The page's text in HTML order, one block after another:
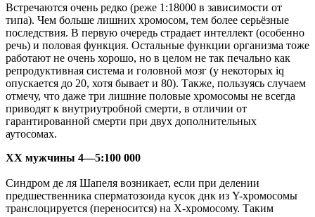
Встречаются очень редко (реже 1:18000 в зависимости от
типа). Чем больше лишних хромосом, тем более серьёзные
последствия. В первую очередь страдает интеллект (особенно
речь) и половая функция. Остальные функции организма тоже
работают не очень хорошо, но в целом не так печально как
репродуктивная система и головной мозг (у некоторых iq
опускается до 20, хотя бывает и 80). Также, пользуясь случаем
отмечу, что даже три лишние половые хромосомы не всегда
приводят к внутриутробной смерти, в отличии от
гарантированной смерти при двух дополнительных
аутосомах.
ХХ мужчины 4—5:100 000
Синдром де ля Шапеля возникает, если при делении
предшественника сперматозоида кусок днк из Y-хромосомы
транслоцируется (переносится) на Х-хромосому. Таким